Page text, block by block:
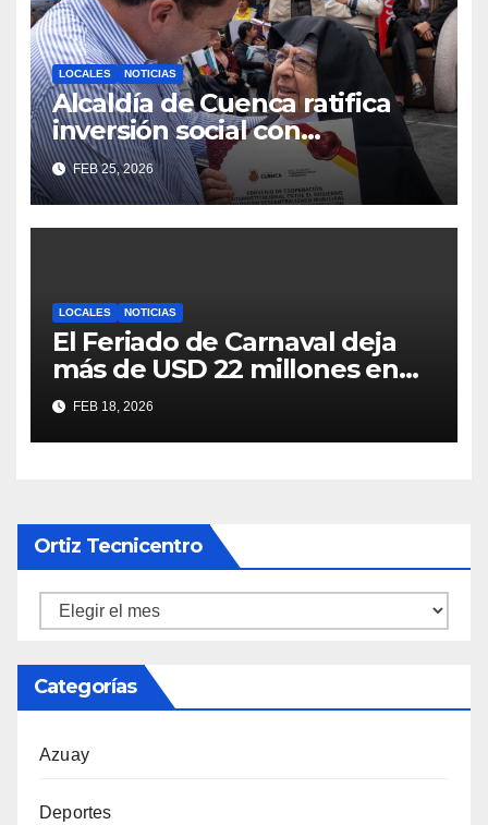
LOCALES NOTICIAS
Alcaldía de Cuenca ratifica
inversión social con
fundaciones e instituciones
locales
FEB 25, 2026
LOCALES NOTICIAS
El Feriado de Carnaval deja
más de USD 22 millones en
ingresos y un récord de
visitantes en Cuenca
FEB 18, 2026
Ortiz Tecnicentro
Ortiz
Categorías
Azuay
Deportes